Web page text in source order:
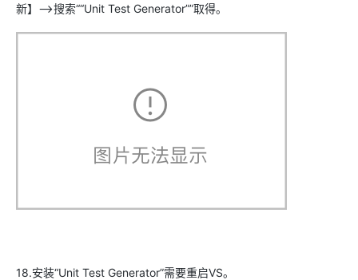
新】-->搜索““Unit Test Generator””取得。
18.安装“Unit Test Generator”需要重启VS。